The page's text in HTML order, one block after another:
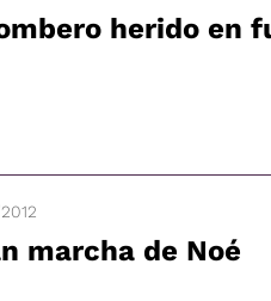
herido en
marcha de Noé